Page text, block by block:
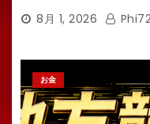
えるTV・高荷智也
8月 1, 2026
お金